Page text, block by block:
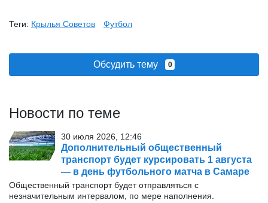
Теги: Крылья Советов Футбол
Обсудить тему 0
Новости по теме
30 июля 2026, 12:46
Дополнительный общественный
транспорт будет курсировать 1 августа
— в день футбольного матча в Самаре
Общественный транспорт будет отправляться с
незначительным интервалом, по мере наполнения.